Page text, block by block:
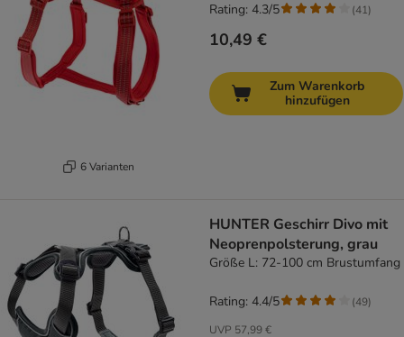
6 Varianten
10,49 €
Rating: 4.3/5 (41)
Zum Warenkorb
hinzufügen
HUNTER Geschirr Divo mit
Neoprenpolsterung, grau
Größe L: 72-100 cm Brustumfang
UVP 57,99 €
Rating: 4.4/5 (49)